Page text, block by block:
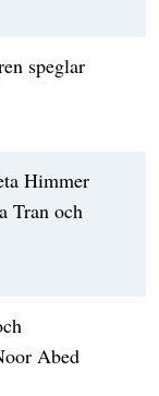
speglar
Himmer
Tran och
Abed